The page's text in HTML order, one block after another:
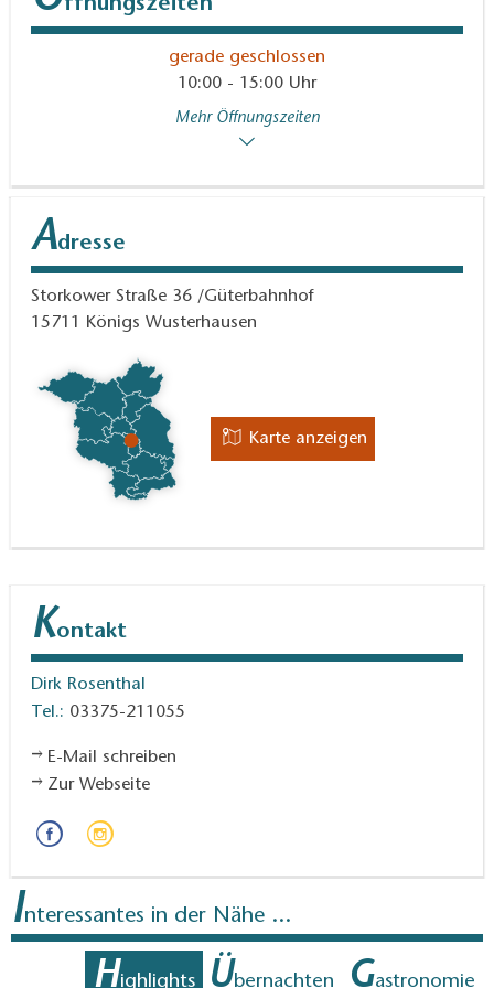
gerade geschlossen
10:00 - 15:00 Uhr
Mehr Öffnungszeiten
Adresse
Storkower Straße 36 /Güterbahnhof
15711
Königs Wusterhausen
Karte anzeigen
Kontakt
Dirk Rosenthal
Tel.: 03375-211055
E-Mail schreiben
Zur Webseite
Interessantes in der Nähe ...
Highlights Übernachten Gastronomie